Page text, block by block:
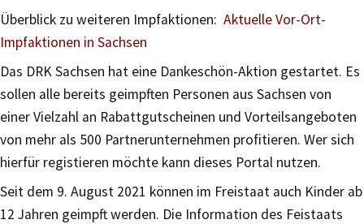
Überblick zu weiteren Impfaktionen: Aktuelle Vor-Ort-
Impfaktionen in Sachsen
Das DRK Sachsen hat eine Dankeschön-Aktion gestartet. Es
sollen alle bereits geimpften Personen aus Sachsen von
einer Vielzahl an Rabattgutscheinen und Vorteilsangeboten
von mehr als 500 Partnerunternehmen profitieren. Wer sich
hierfür registieren möchte kann dieses Portal nutzen.
Seit dem 9. August 2021 können im Freistaat auch Kinder ab
12 Jahren geimpft werden. Die Information des Feistaats